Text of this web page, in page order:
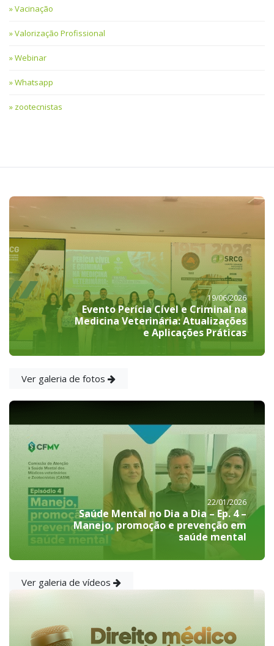
Vacinação
Valorização Profissional
Webinar
Whatsapp
zootecnistas
19/06/2026
Evento Perícia Cível e Criminal na
Medicina Veterinária: Atualizações
e Aplicações Práticas
Ver galeria de fotos
22/01/2026
Saúde Mental no Dia a Dia – Ep. 4 –
Manejo, promoção e prevenção em
saúde mental
Ver galeria de vídeos